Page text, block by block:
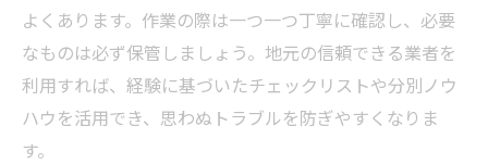
よくあります。作業の際は一つ一つ丁寧に確認し、必要
なものは必ず保管しましょう。地元の信頼できる業者を
利用すれば、経験に基づいたチェックリストや分別ノウ
ハウを活用でき、思わぬトラブルを防ぎやすくなりま
す。